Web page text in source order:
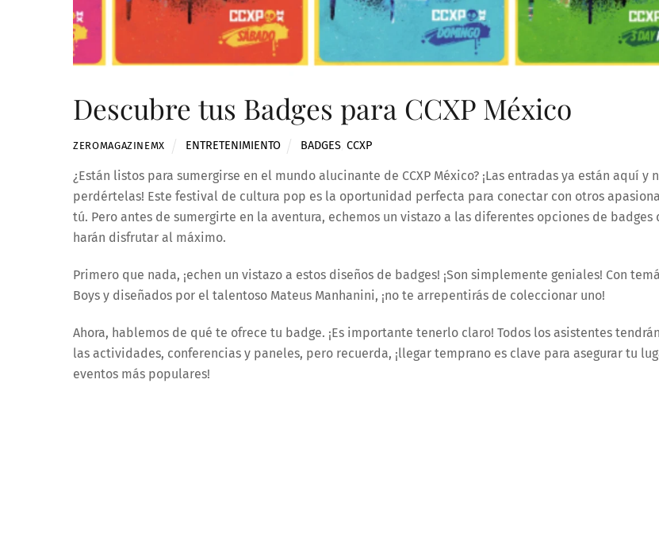
Descubre tus Badges para CCXP México
ZEROMAGAZINEMX ENTRETENIMIENTO BADGES, CCXP
¿Están listos para sumergirse en el mundo alucinante de CCXP México? ¡Las entradas ya están aquí y
perdértelas! Este festival de cultura pop es la oportunidad perfecta para conectar con otros
tú. Pero antes de sumergirte en la aventura, echemos un vistazo a las diferentes opciones de badges
harán disfrutar al máximo.
Primero que nada, ¡echen un vistazo a estos diseños de badges! ¡Son simplemente geniales! Con
Boys y diseñados por el talentoso Mateus Manhanini, ¡no te arrepentirás de coleccionar uno!
Ahora, hablemos de qué te ofrece tu badge. ¡Es importante tenerlo claro! Todos los asistentes
las actividades, conferencias y paneles, pero recuerda, ¡llegar temprano es clave para asegurar tu
eventos más populares!